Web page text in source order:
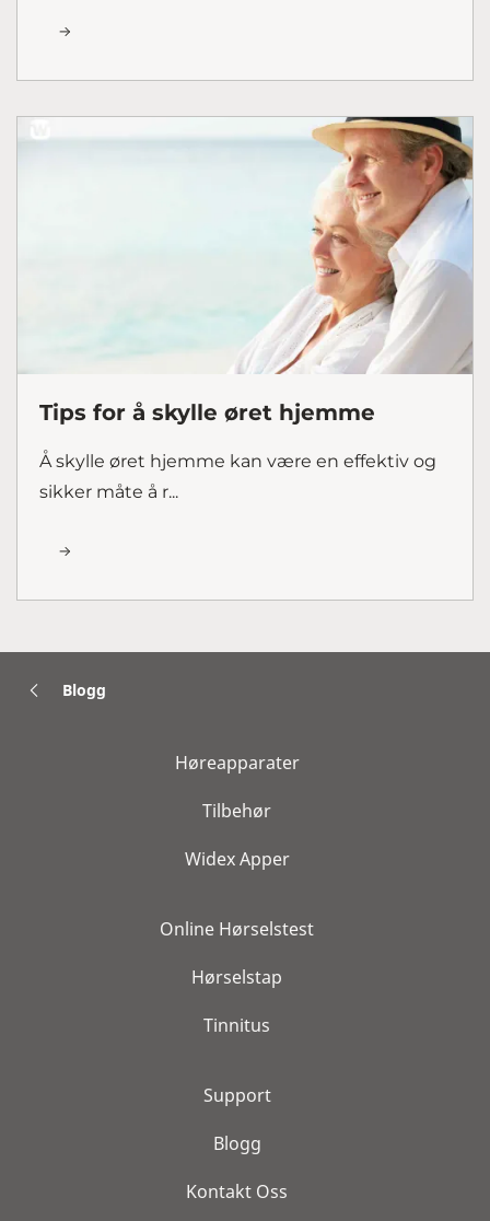
Tips for å skylle øret hjemme
Å skylle øret hjemme kan være en effektiv og
sikker måte å r...
Blogg
Høreapparater
Tilbehør
Widex Apper
Online Hørselstest
Hørselstap
Tinnitus
Support
Blogg
Kontakt Oss